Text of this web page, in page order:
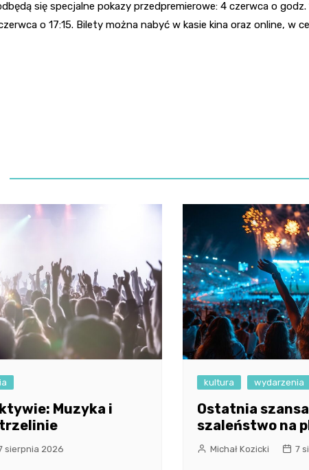
się specjalne pokazy przedpremierowe: 4 czerwca o
o 17:15. Bilety można nabyć w kasie kina oraz online, w
Muzyka i
sierpnia 2026
kultura wydarzenia
Ostatnia
szaleństwo na
Michał Kozicki 7